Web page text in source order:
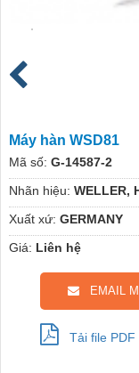
Máy hàn WSD81
Mã số: G-14587-2
Nhãn hiệu: WELLER,
Xuất xứ: GERMANY
Giá: Liên hệ
EMAIL
Tải file PDF